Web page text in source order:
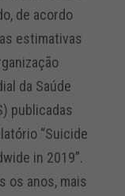
de acordo
estimativas
da Saúde
publicadas
“Suicide
in 2019”.
os anos, mais